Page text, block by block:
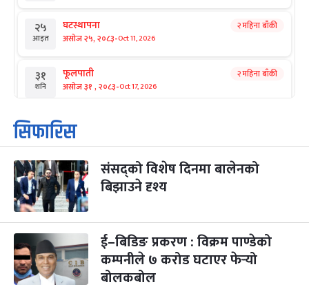
२५
आइत
घटस्थापना
असोज २५, २०८३-Oct 11, 2026
२ महिना बाँकी
३१
शनि
फूलपाती
असोज ३१ , २०८३-Oct 17, 2026
२ महिना बाँकी
१
आइत
कार्तिक सङ्क्रान्ति
कार्तिक १, २०८३
३
मंगल
महानवमी
कार्तिक ३, २०८३-Oct 20, 2026
२ महिना बाँकी
४
बुध कार्तिक ४, २०८३ -Oct 21, 2026
५
बिहि
पापा‌ङ्कुशा एकादशी व्रत
कार्तिक ५, २०८३-Oct 22, 2026
२ महिना बाँकी
सिफारिस
संसद्को विशेष दिनमा बालेनको
बिझाउने दृश्य
ई–बिडिङ प्रकरण : विक्रम पाण्डेको
कम्पनीले ७ करोड घटाएर फेर्‍यो
बोलकबोल